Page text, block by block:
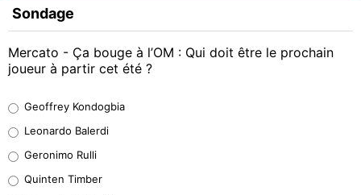
Sondage
Mercato - Ça bouge à l’OM : Qui doit être le prochain
joueur à partir cet été ?
38%
32%
Geoffrey Kondogbia
Leonardo Balerdi
Geronimo Rulli
Quinten Timber